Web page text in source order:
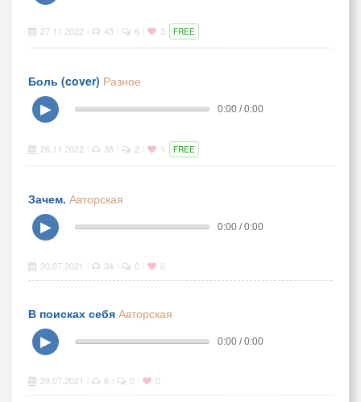
27.11.2022 45 6 3 FREE
Боль (cover) Разное
▶
0:00 / 0:00
26.11.2022 38 2 1 FREE
Зачем. Авторская
▶
0:00 / 0:00
30.07.2021 34 0 0
В поисках себя Авторская
▶
0:00 / 0:00
29.07.2021 6 0 0